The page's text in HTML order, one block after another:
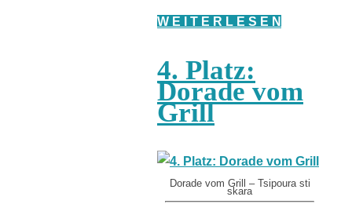
W E I T E R L E S E N
4. Platz:
Dorade vom
Grill
Dorade vom Grill – Tsipoura sti
skara